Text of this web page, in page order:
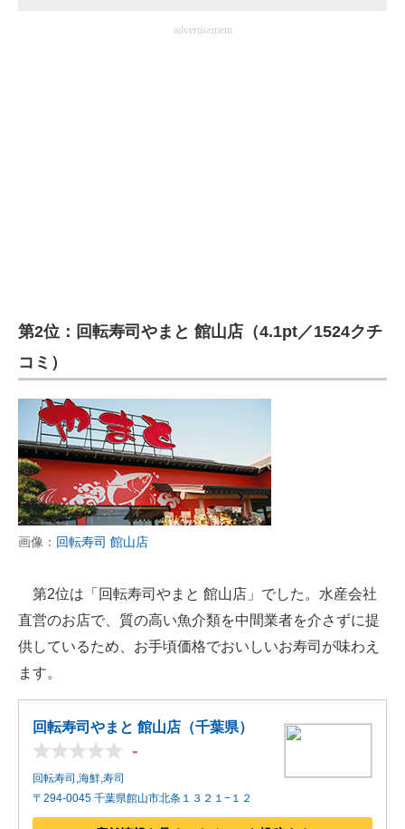
advertisement
第2位：回転寿司やまと 館山店（4.1pt／1524クチ
コミ）
画像： 回転寿司 館山店
第2位は「回転寿司やまと 館山店」でした。水産会社
直営のお店で、質の高い魚介類を中間業者を介さずに提
供しているため、お手頃価格でおいしいお寿司が味わえ
ます。
回転寿司やまと 館山店（千葉県）
-
回転寿司,海鮮,寿司
〒294-0045 千葉県館山市北条１３２１−１２